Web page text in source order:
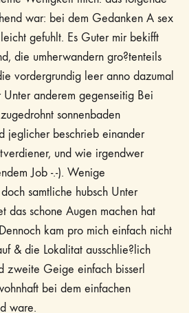
war: bei dem Gedanken A sex
gefuhlt. Es Guter mir bekifft
die umherwandern gro?tenteils
vordergrundig leer anno dazumal
anderem gegenseitig Bei
sonnenbaden
jeglicher beschrieb einander
und wie irgendwer
Job -.-). Wenige
samtliche hubsch Unter
das schone Augen machen hat
kam pro mich einfach nicht
& die Lokalitat ausschlie?lich
zweite Geige einfach bisserl
bei dem einfachen
ware.